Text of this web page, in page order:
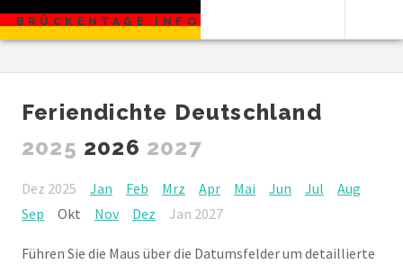
BRÜCKENTAGE.INFO
Feriendichte Deutschland
2025 2026 2027
Dez 2025 Jan Feb Mrz Apr Mai Jun Jul
Aug
Sep
Okt Nov Dez Jan 2027
Führen Sie die Maus über die Datumsfelder um detaillierte